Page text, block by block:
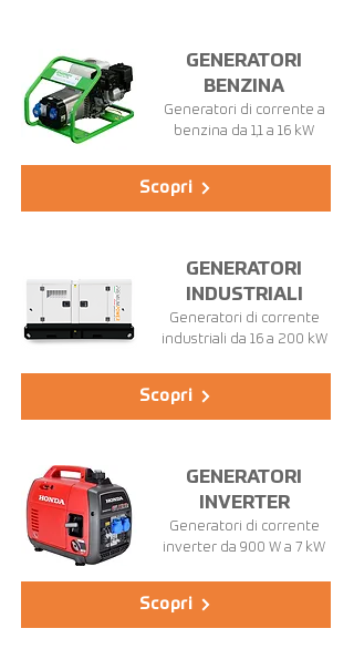
GENERATORI
BENZINA
Generatori di corrente a
benzina da 1,1 a 16 kW
Scopri
GENERATORI
INDUSTRIALI
Generatori di corrente
industriali da 16 a 200 kW
Scopri
GENERATORI
INVERTER
Generatori di corrente
inverter da 900 W a 7 kW
Scopri